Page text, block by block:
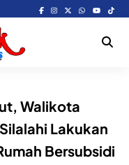
Walikota
Lakukan
Bersubsidi